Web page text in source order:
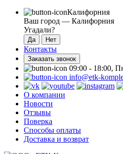
Калифорния
Ваш город — Калифорния
Угадали?
Контакты
Заказать звонок
09:00 - 18:00,
info@etk-
О компании
Новости
Отзывы
Поверка
Способы оплаты
Доставка и возврат